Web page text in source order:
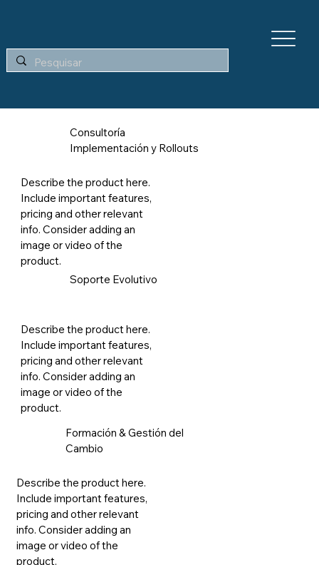
Consultoría
Implementación y Rollouts
Describe the product here.
Include important features,
pricing and other relevant
info. Consider adding an
image or video of the
product.
Soporte Evolutivo
Describe the product here.
Include important features,
pricing and other relevant
info. Consider adding an
image or video of the
product.
Formación & Gestión del
Cambio
Describe the product here.
Include important features,
pricing and other relevant
info. Consider adding an
image or video of the
product.